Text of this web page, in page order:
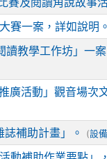
賽一案，詳如說明。
教學工作坊」一
廣活動」觀音場次
補助計畫」。 (設